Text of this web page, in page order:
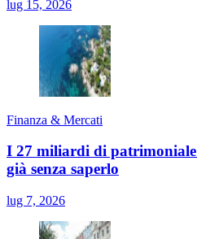
lug 15, 2026
Finanza & Mercati
I 27 miliardi di
già senza saperlo
lug 7, 2026